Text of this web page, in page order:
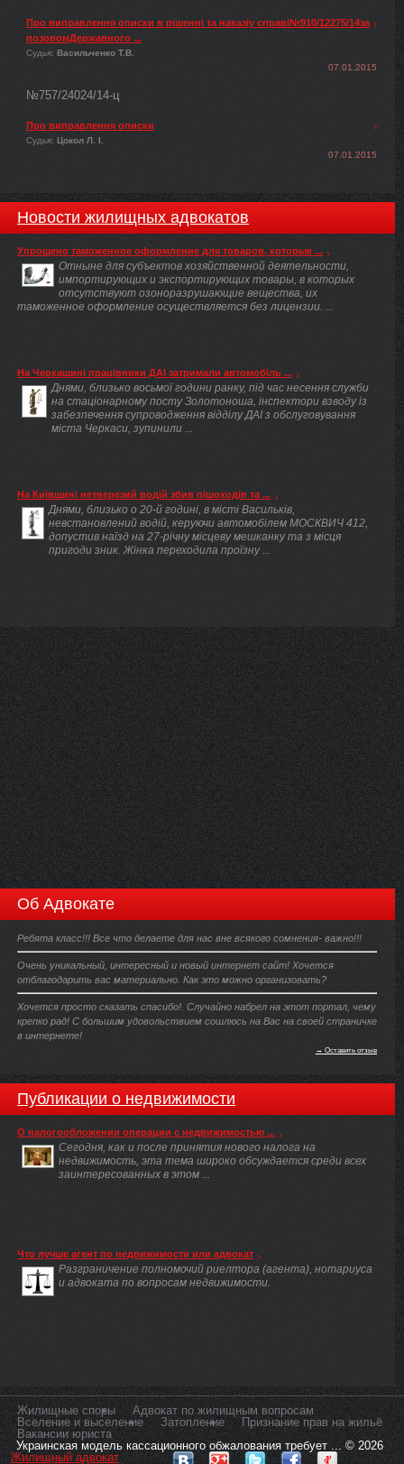
Про виправлення описки в рішенні та наказіу справі№910/12275/14за
позовомДержавного ...
Судья: Васильченко Т.В.
07.01.2015
№757/24024/14-ц
Про виправлення описки
Судья: Цокол Л. І.
07.01.2015
Новости жилищных адвокатов
Упрощено таможенное оформление для товаров, которые ...
Отныне для субъектов хозяйственной деятельности,
импортирующих и экспортирующих товары, в которых
отсутствуют озоноразрушающие вещества, их
таможенное оформление осуществляется без лицензии. ...
На Черкащині працівники ДАІ затримали автомобіль ...
Днями, близько восьмої години ранку, під час несення служби
на стаціонарному посту Золотоноша, інспектори взводу із
забезпечення супроводження відділу ДАІ з обслуговування
міста Черкаси, зупинили ...
На Київщині нетверезий водій збив пішоходів та ...
Днями, близько о 20-й годині, в місті Васильків,
невстановлений водій, керуючи автомобілем МОСКВИЧ 412,
допустив наїзд на 27-річну місцеву мешканку та з місця
пригоди зник. Жінка переходила проїзну ...
Об Адвокате
Ребята класс!!! Все что делаете для нас вне всякого сомнения- важно!!!
Очень уникальный, интересный и новый интернет сайт! Хочется
отблагодарить вас материально. Как это можно организовать?
Хочется просто сказать спасибо!. Случайно набрел на этот портал, чему
крепко рад! С большим удовольствием сошлюсь на Вас на своей страничке
в интернете!
→ Оставить отзыв
Публикации о недвижимости
О налогообложении операции с недвижимостью ...
Сегодня, как и после принятия нового налога на
недвижимость, эта тема широко обсуждается среди всех
заинтересованных в этом ...
Что лучше агент по недвижимости или адвокат
Разграничение полномочий риелтора (агента), нотариуса
и адвоката по вопросам недвижимости.
Жилищные споры
Адвокат по жилищным вопросам
Вселение и выселение
Затопление
Признание прав на жильё
Вакансии юриста
Украинская модель кассационного обжалования требует ... © 2026
Жилищный адвокат